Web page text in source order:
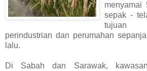
menyamai
sepak -
tujuan
perindustrian dan perumahan
lalu.
Di Sabah dan Sarawak,